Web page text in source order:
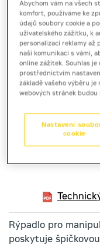
Rýpadlo pro
poskytuje
Abychom vám na všech
komfort, používáme ke
údajů soubory cookie a
uživatelského zážitku, k
personalizaci reklamy až
naši komunikaci s vámi,
online zážitek. Souhlas je
prostřednictvím
základě vašeho výběru je
webových stránek budou
Nastavení
cookie